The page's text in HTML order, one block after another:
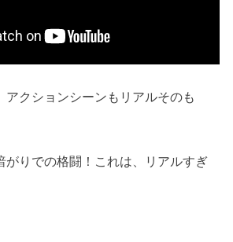
アクションシーンもリアルそのも
がりでの格闘！これは、リアルすぎ